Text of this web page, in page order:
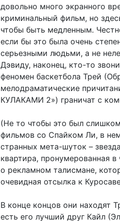
довольно много экранного
криминальный фильм, но
чтобы быть медленным.
если бы это была очень
серьезными людьми, а не
Дэвиду, наконец, кто-то
феномен баскетбола Трей
мелодраматические
КУЛАКАМИ 2») граничат с
(Не то чтобы это был
фильмов со Спайком Ли, в
странных мета-шуток –
квартира, пронумерованная
о рекламном талисмане,
очевидная отсылка к
В конце концов они находят
есть его лучший друг Кайл